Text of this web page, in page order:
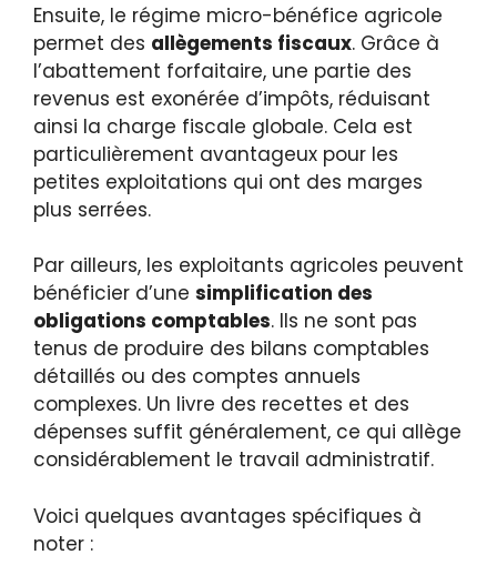
Ensuite, le régime micro-bénéfice agricole
permet des allègements fiscaux. Grâce à
l’abattement forfaitaire, une partie des
revenus est exonérée d’impôts, réduisant
ainsi la charge fiscale globale. Cela est
particulièrement avantageux pour les
petites exploitations qui ont des marges
plus serrées.
Par ailleurs, les exploitants agricoles peuvent
bénéficier d’une simplification des
obligations comptables. Ils ne sont pas
tenus de produire des bilans comptables
détaillés ou des comptes annuels
complexes. Un livre des recettes et des
dépenses suffit généralement, ce qui allège
considérablement le travail administratif.
Voici quelques avantages spécifiques à
noter :